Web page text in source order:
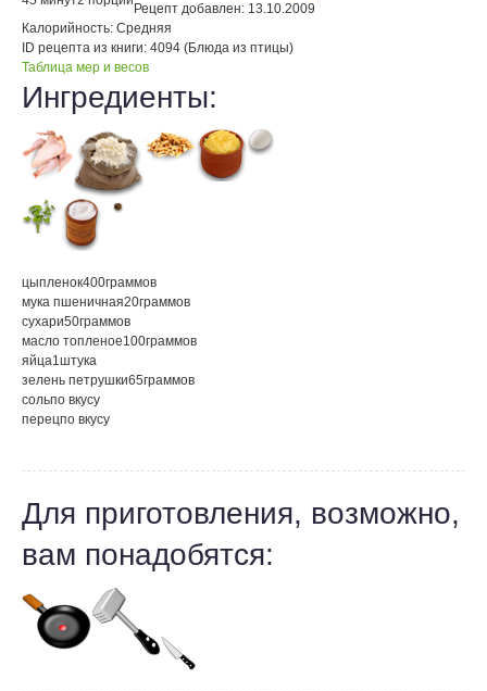
Рецепт добавлен: 13.10.2009
Калорийность: Средняя
ID рецепта из книги: 4094 (Блюда из птицы)
Таблица мер и весов
Ингредиенты:
цыпленок400граммов
мука пшеничная20граммов
сухари50граммов
масло топленое100граммов
яйца1штука
зелень петрушки65граммов
сольпо вкусу
перецпо вкусу
Для приготовления, возможно,
вам понадобятся: